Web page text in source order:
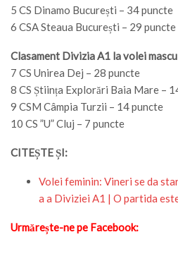
5 CS Dinamo București – 34 puncte
6 CSA Steaua București – 29 puncte
Clasament Divizia A1 la volei
7 CS Unirea Dej – 28 puncte
8 CS Știința Explorări Baia Mare –
9 CSM Câmpia Turzii – 14 puncte
10 CS ”U” Cluj – 7 puncte
CITEȘTE ȘI:
Volei feminin: Vineri se da
a a Diviziei A1 | O partida
Urmărește-ne pe Facebook: